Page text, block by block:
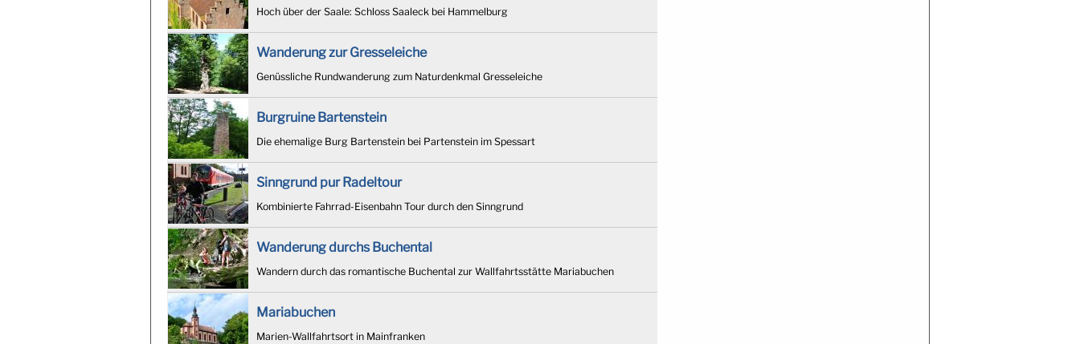
Hoch über der Saale: Schloss Saaleck bei Hammelburg
Wanderung zur Gresseleiche
Genüssliche Rundwanderung zum Naturdenkmal Gresseleiche
Burgruine Bartenstein
Die ehemalige Burg Bartenstein bei Partenstein im Spessart
Sinngrund pur Radeltour
Kombinierte Fahrrad-Eisenbahn Tour durch den Sinngrund
Wanderung durchs Buchental
Wandern durch das romantische Buchental zur Wallfahrtsstätte Mariabuchen
Mariabuchen
Marien-Wallfahrtsort in Mainfranken